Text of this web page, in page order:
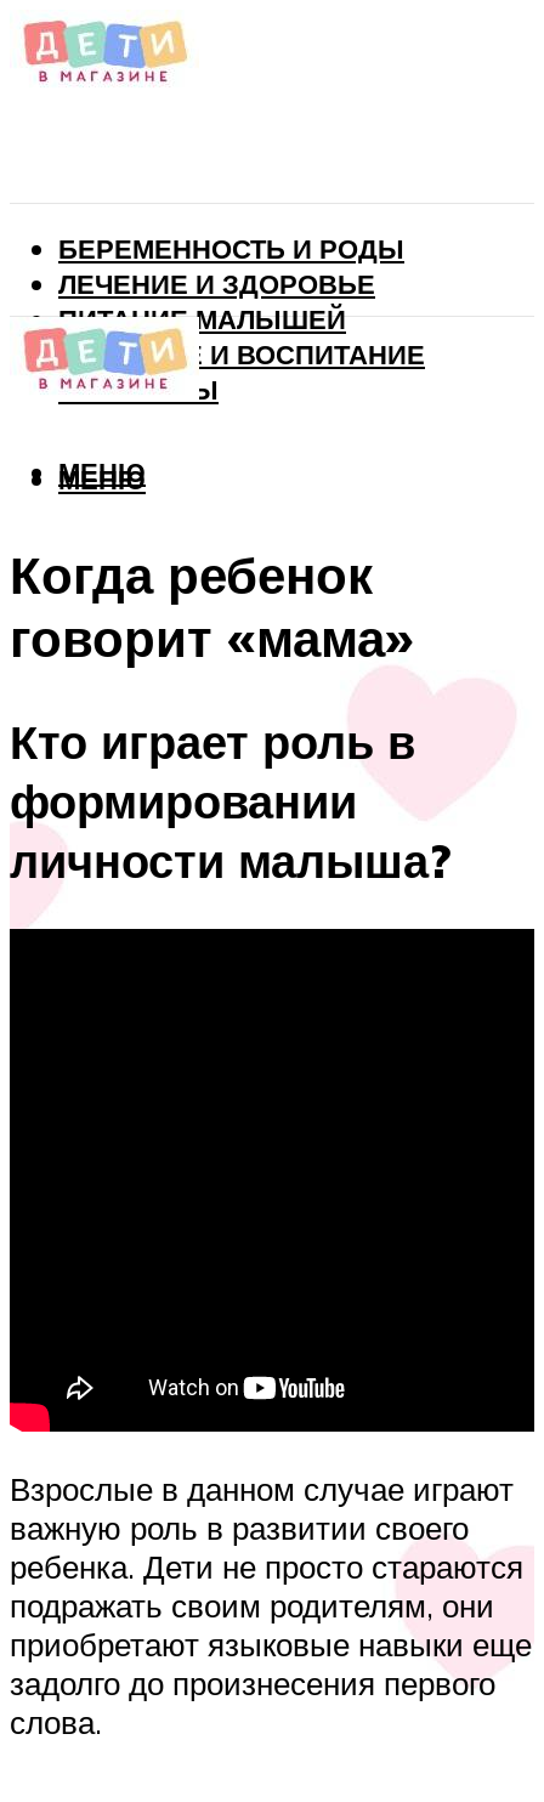
БЕРЕМЕННОСТЬ И РОДЫ
ЛЕЧЕНИЕ И ЗДОРОВЬЕ
ПИТАНИЕ МАЛЫШЕЙ
РАЗВИТИЕ И ВОСПИТАНИЕ
ВИТАМИНЫ
МЕНЮ
МЕНЮ
Когда ребенок
говорит «мама»
Кто играет роль в
формировании
личности малыша?
Взрослые в данном случае играют
важную роль в развитии своего
ребенка. Дети не просто стараются
подражать своим родителям, они
приобретают языковые навыки еще
задолго до произнесения первого
слова.